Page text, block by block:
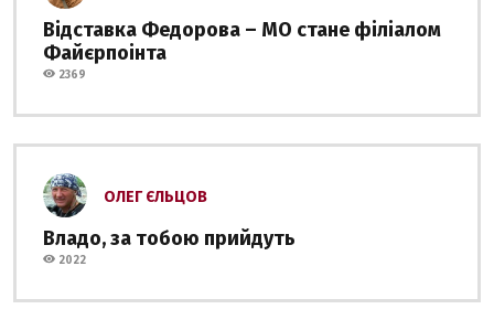
Відставка Федорова – МО стане філіалом
Файєрпоінта
2369
ОЛЕГ ЄЛЬЦОВ
Владо, за тобою прийдуть
2022